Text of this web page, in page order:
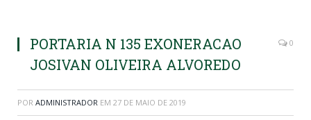
PORTARIA N 135 EXONERACAO
JOSIVAN OLIVEIRA ALVOREDO
0
POR ADMINISTRADOR EM 27 DE MAIO DE 2019